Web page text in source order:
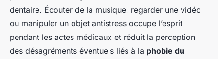
dentaire. Écouter de la musique, regarder une vidéo
ou manipuler un objet antistress occupe l’esprit
pendant les actes médicaux et réduit la perception
des désagréments éventuels liés à la phobie du